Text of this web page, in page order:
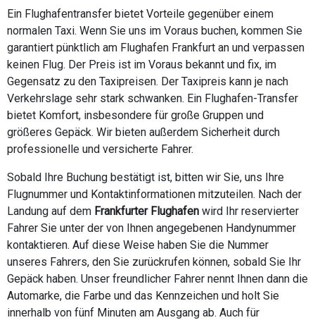
Ein Flughafentransfer bietet Vorteile gegenüber einem
normalen Taxi. Wenn Sie uns im Voraus buchen, kommen Sie
garantiert pünktlich am Flughafen Frankfurt an und verpassen
keinen Flug. Der Preis ist im Voraus bekannt und fix, im
Gegensatz zu den Taxipreisen. Der Taxipreis kann je nach
Verkehrslage sehr stark schwanken. Ein Flughafen-Transfer
bietet Komfort, insbesondere für große Gruppen und
größeres Gepäck. Wir bieten außerdem Sicherheit durch
professionelle und versicherte Fahrer.
Sobald Ihre Buchung bestätigt ist, bitten wir Sie, uns Ihre
Flugnummer und Kontaktinformationen mitzuteilen. Nach der
Landung auf dem Frankfurter Flughafen wird Ihr reservierter
Fahrer Sie unter der von Ihnen angegebenen Handynummer
kontaktieren. Auf diese Weise haben Sie die Nummer
unseres Fahrers, den Sie zurückrufen können, sobald Sie Ihr
Gepäck haben. Unser freundlicher Fahrer nennt Ihnen dann die
Automarke, die Farbe und das Kennzeichen und holt Sie
innerhalb von fünf Minuten am Ausgang ab. Auch für